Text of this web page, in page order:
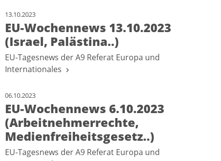
13.10.2023
EU-Wochennews 13.10.2023
(Israel, Palästina..)
EU-Tagesnews der A9 Referat Europa und
Internationales
06.10.2023
EU-Wochennews 6.10.2023
(Arbeitnehmerrechte,
Medienfreiheitsgesetz..)
EU-Tagesnews der A9 Referat Europa und